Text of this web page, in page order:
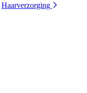
Haarverzorging